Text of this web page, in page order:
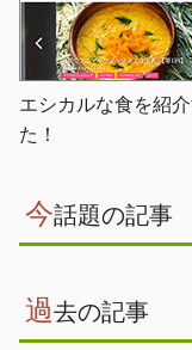
エシカルな食を紹
た！
今話題の記事
過去の記事